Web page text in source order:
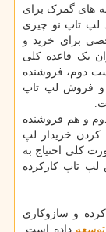
های گمرک برای
لپ تاپ نو چیزی
برای خرید و
یک قاعده کلی
دوم، فروشنده
و فروش لپ تاپ
و هم فروشنده
کردن خریدار لپ
کلی احتیاج به
تاپ کارکرده
و سازوکاری
توسعه داده است.